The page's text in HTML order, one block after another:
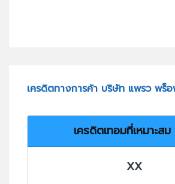
เครดิตทางการค้า บริษัท แพรว พร็
เครดิตเทอมที่เหมาะส
XX